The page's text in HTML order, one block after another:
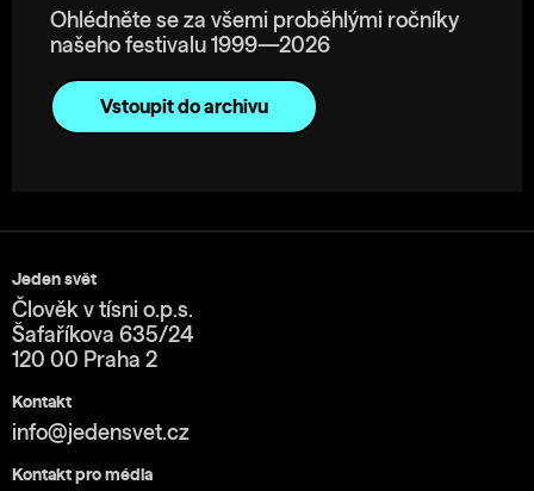
Ohlédněte se za všemi proběhlými ročníky
našeho festivalu 1999—2026
Vstoupit do archivu
Jeden svět
Člověk v tísni o.p.s.
Šafaříkova 635/24
120 00 Praha 2
Kontakt
info@jedensvet.cz
Kontakt pro média